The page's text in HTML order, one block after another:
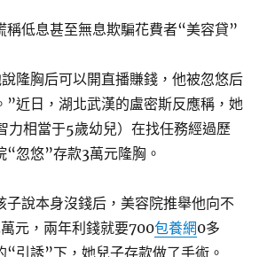
稱低息甚至無息欺騙花費者“美容貸”
隆胸后可以開直播賺錢，他被忽悠后
”近日，湖北武漢的盧密斯反應稱，她
力相當于5歲幼兒）在找任務經過歷
“忽悠”存款3萬元隆胸。
子說本身沒錢后，美容院推舉他向不
元，兩年利錢就要700包養網0多
“引誘”下，她兒子存款做了手術。